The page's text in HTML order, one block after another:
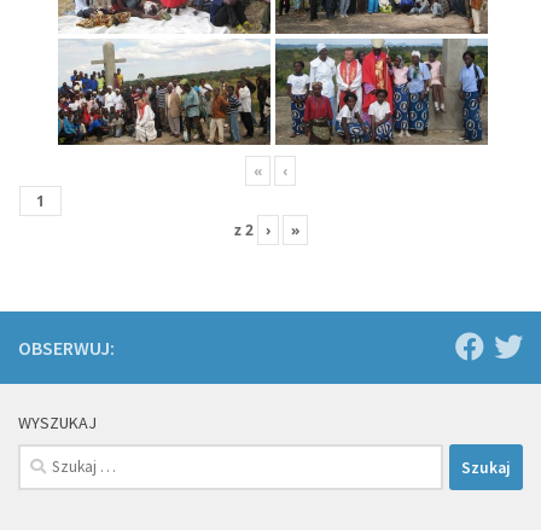
« ‹
z2 › »
OBSERWUJ:
WYSZUKAJ
Szukaj: